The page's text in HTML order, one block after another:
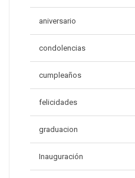
aniversario
condolencias
cumpleaños
felicidades
graduacion
Inauguración